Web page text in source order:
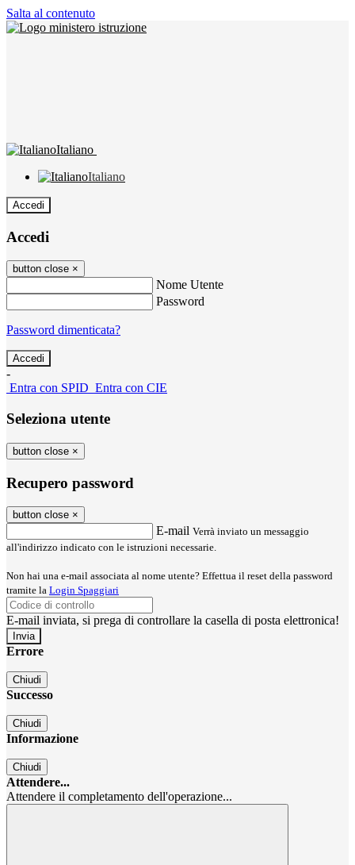
Salta al contenuto
Italiano
Italiano
Accedi
Accedi
button close ×
Nome Utente
Password
Password dimenticata?
-
Entra con SPID Entra con CIE
Seleziona utente
button close ×
Recupero password
button close ×
E-mail Verrà inviato un messaggio
all'indirizzo indicato con le istruzioni necessarie.
Non hai una e-mail associata al nome utente? Effettua il reset della password
tramite la Login Spaggiari
E-mail inviata, si prega di controllare la casella di posta elettronica!
Errore
Chiudi
Successo
Chiudi
Informazione
Chiudi
Attendere...
Attendere il completamento dell'operazione...